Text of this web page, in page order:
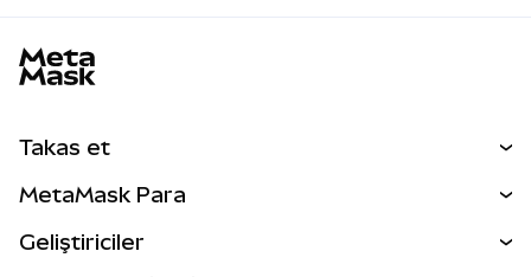
Takas et
Perps
MetaMask Para
Geliştiriciler